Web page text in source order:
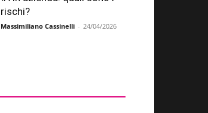
rischi?
Massimiliano Cassinelli - 24/04/2026